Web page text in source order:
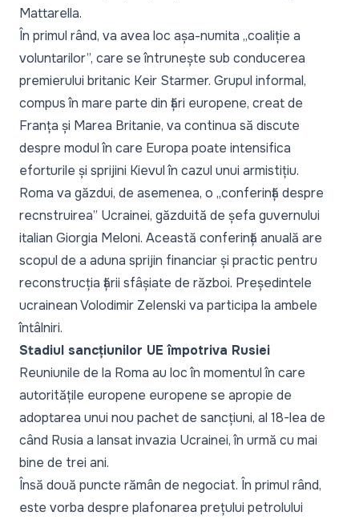
Mattarella.
În primul rând, va avea loc așa-numita „coaliție a
voluntarilor”, care se întrunește sub conducerea
premierului britanic Keir Starmer. Grupul informal,
compus în mare parte din țări europene, creat de
Franța și Marea Britanie, va continua să discute
despre modul în care Europa poate intensifica
eforturile și sprijini Kievul în cazul unui armistițiu.
Roma va găzdui, de asemenea, o „conferință despre
recnstruirea” Ucrainei, găzduită de șefa guvernului
italian Giorgia Meloni. Această conferință anuală are
scopul de a aduna sprijin financiar și practic pentru
reconstrucția țării sfâșiate de război. Președintele
ucrainean Volodimir Zelenski va participa la ambele
întâlniri.
Stadiul sancțiunilor UE împotriva Rusiei
Reuniunile de la Roma au loc în momentul în care
autoritățile europene europene se apropie de
adoptarea unui nou pachet de sancțiuni, al 18-lea de
când Rusia a lansat invazia Ucrainei, în urmă cu mai
bine de trei ani.
Însă două puncte rămân de negociat. În primul rând,
este vorba despre plafonarea prețului petrolului